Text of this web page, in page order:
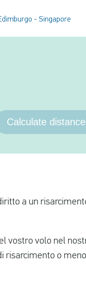
- Singapore
Calculate distance
a un
vostro volo nel
risarcimento o